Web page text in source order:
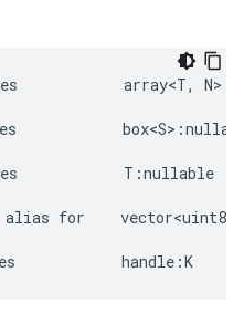
array<T, N>
T:nullable
for